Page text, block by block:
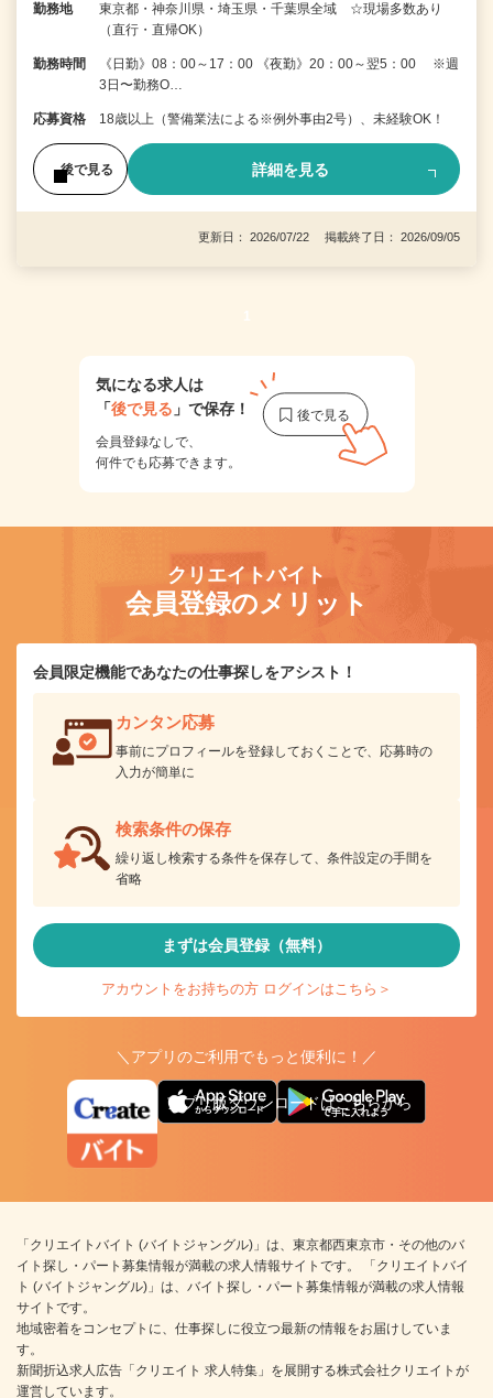
勤務地
東京都・神奈川県・埼玉県・千葉県全域 ☆現場多数あり
（直行・直帰OK）
勤務時間
《日勤》08：00～17：00 《夜勤》20：00～翌5：00 ※週
3日〜勤務O…
応募資格 18歳以上（警備業法による※例外事由2号）、未経験OK！
後で見る 詳細を見る
更新日： 2026/07/22 掲載終了日： 2026/09/05
1
気になる求人は
「後で見る 」で保存！
会員登録なしで、
何件でも応募できます。
クリエイトバイト
会員登録のメリット
会員限定機能であなたの仕事探しをアシスト！
カンタン応募
事前にプロフィールを登録しておくことで、応募時の
入力が簡単に
検索条件の保存
繰り返し検索する条件を保存して、条件設定の手間を
省略
まずは会員登録（無料）
アカウントをお持ちの方 ログインはこちら＞
＼アプリのご利用でもっと便利に！／
アプリ版ダウンロードはこちらから
「クリエイトバイト (バイトジャングル)」は、東京都西東京市・その他のバ
イト探し・パート募集情報が満載の求人情報サイトです。 「クリエイトバイ
ト (バイトジャングル)」は、バイト探し・パート募集情報が満載の求人情報
サイトです。
地域密着をコンセプトに、仕事探しに役立つ最新の情報をお届けしていま
す。
新聞折込求人広告「クリエイト 求人特集」を展開する株式会社クリエイトが
運営しています。